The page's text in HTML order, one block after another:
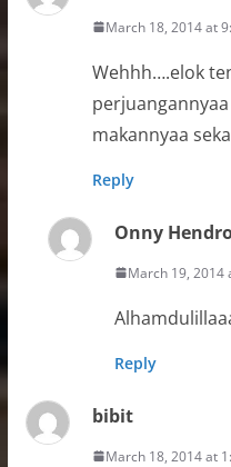
March 18, 2014 at
Wehhh….elok
makannyaa
Reply
Onny
March 19, 2014
Reply
bibit
March 18, 2014 at